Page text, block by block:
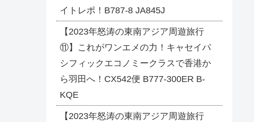
イトレポ！B787-8 JA845J
【2023年怒涛の東南アジア周遊旅行
⑪】これがワンエメの力！キャセイパ
シフィックエコノミークラスで香港か
ら羽田へ！CX542便 B777-300ER B-
KQE
【2023年怒涛の東南アジア周遊旅行